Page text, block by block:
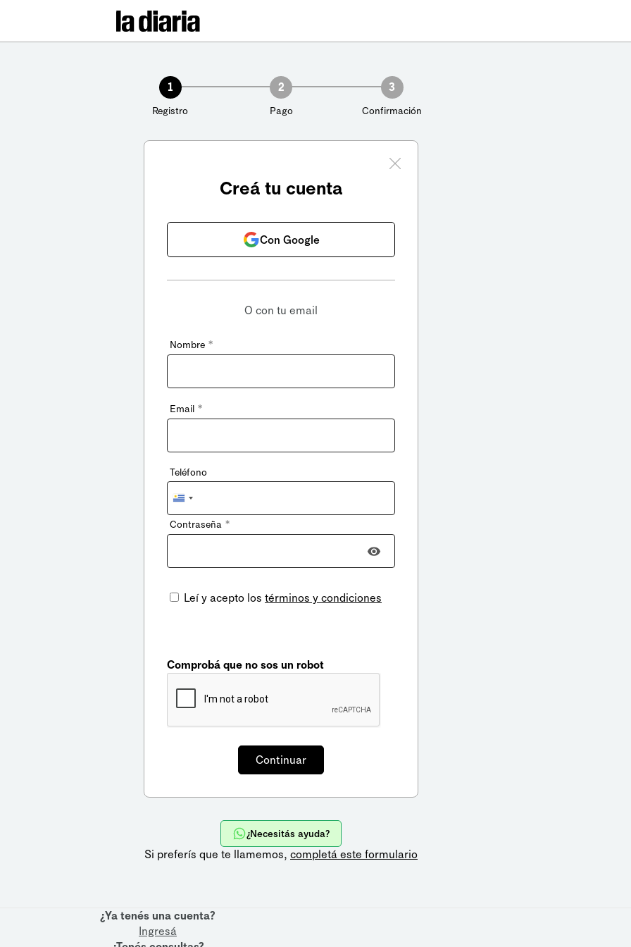
1
Registro
2
Pago
3
Confirmación
Creá tu cuenta
Con Google
O con tu email
Nombre *
Email *
Teléfono
Uruguay
+598
Contraseña *
Leí y acepto los términos y condiciones
Comprobá que no sos un robot
¿Necesitás ayuda?
Si preferís que te llamemos, completá este formulario
¿Ya tenés una cuenta?
Ingresá